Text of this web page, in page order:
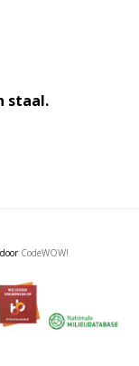
staal.
CodeWOW!